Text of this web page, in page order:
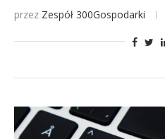
przez Zespół 300Gospodarki